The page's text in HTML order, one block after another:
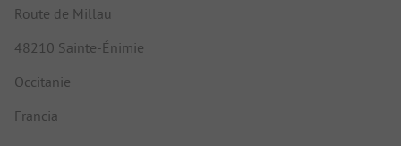
Route de Millau
48210 Sainte-Énimie
Occitanie
Francia